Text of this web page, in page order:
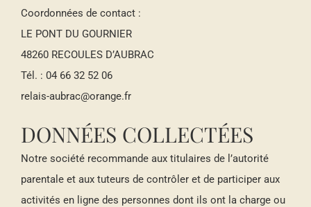
Coordonnées de contact :
LE PONT DU GOURNIER
48260 RECOULES D’AUBRAC
Tél. : 04 66 32 52 06
relais-aubrac@orange.fr
DONNÉES COLLECTÉES
Notre société recommande aux titulaires de l’autorité
parentale et aux tuteurs de contrôler et de participer aux
activités en ligne des personnes dont ils ont la charge ou